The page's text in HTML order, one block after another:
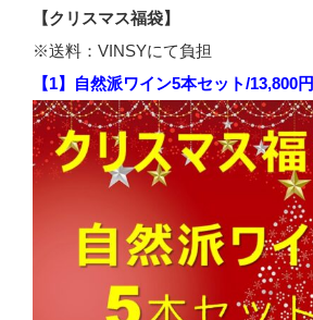
【クリスマス福袋】
※送料：VINSYにて負担
【1】自然派ワイン5本セット/13,800円